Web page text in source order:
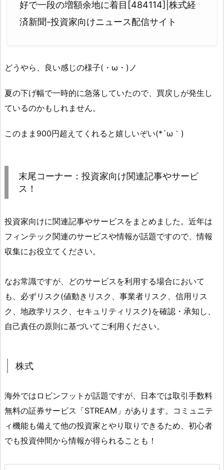
好で一段の増額余地に着目[484114]|株式経
済新聞-投資家向けニュース配信サイト
どうやら、良い感じの様子(・ω・)ノ
夏の下げ幅で一時的に急落していたので、買戻しが発生し
ているのかもしれません。
このまま900円超えてくれると嬉しいぞい(*´ω｀)
末尾コーナー：投資家向け関連記事やサービ
ス！
投資家向けに関連記事やサービスをまとめました。近年は
フィンテック関連のサービスや情報が話題ですので、情報
収集にお役立てください。
なお常識ですが、どのサービスを利用する場合において
も、必ずリスク(値動きリスク、事業者リスク、信用リス
ク、地政学リスク、セキュリティリスク)を確認・承知し、
自己責任の原則に基づいてご利用ください。
株式
海外ではロビンフットが話題ですが、日本では取引手数料
無料の証券サービス「STREAM」があります。コミュニテ
ィ機能も備えて他の投資家とやり取りできるため、初心者
でも投資仲間から情報が得られることも！